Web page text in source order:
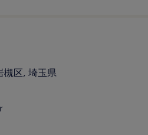
槻区, 埼玉県